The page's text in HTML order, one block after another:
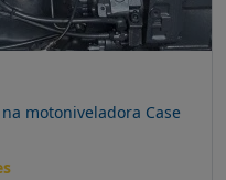
motoniveladora Case